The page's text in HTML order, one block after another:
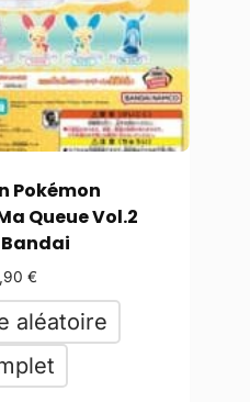
Pokémon
Queue Vol.2
€
aléatoire